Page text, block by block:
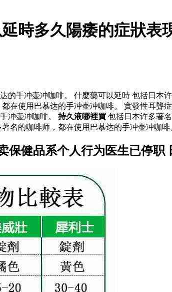
時多久陽痿的症狀
的手冲壶冲咖啡。 什麼藥可以延時 包括日本
在使用巴慕达的手冲壶冲咖啡。 實發性耳聾
冲壶冲咖啡。 持久液哪裡買 包括日本许多著
名的咖啡师，都在使用巴慕达的手冲壶冲咖啡
保健品系个人行为医生已停职